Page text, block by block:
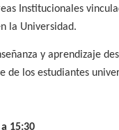
Institucionales
la Universidad.
y aprendizaje
de los estudiantes
15:30